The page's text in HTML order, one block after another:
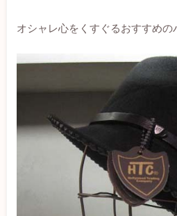
オシャレ心をくすぐるおすすめの